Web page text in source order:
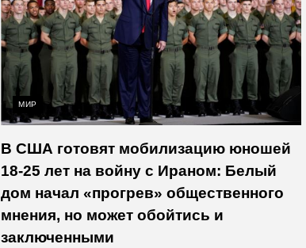
МИР
В США готовят мобилизацию юношей
18-25 лет на войну с Ираном: Белый
дом начал «прогрев» общественного
мнения, но может обойтись и
заключенными